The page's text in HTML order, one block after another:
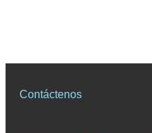
Contáctenos